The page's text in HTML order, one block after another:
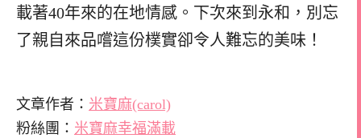
載著40年來的在地情感。下次來到永和，別忘
了親自來品嚐這份樸實卻令人難忘的美味！
文章作者： 米寶麻(carol)
粉絲團： 米寶麻幸福滿載